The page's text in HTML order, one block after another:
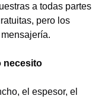
a todas partes
pero los
necesito
el espesor, el